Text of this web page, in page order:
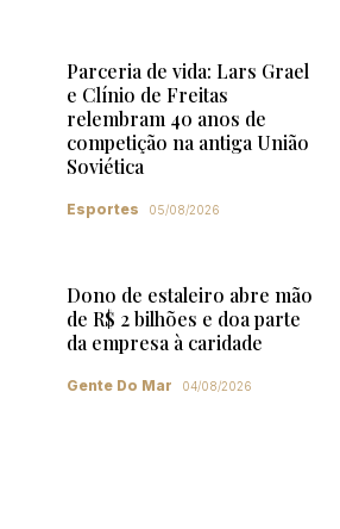
Parceria de vida: Lars Grael
e Clínio de Freitas
relembram 40 anos de
competição na antiga União
Soviética
Esportes 05/08/2026
Dono de estaleiro abre mão
de R$ 2 bilhões e doa parte
da empresa à caridade
Gente Do Mar 04/08/2026